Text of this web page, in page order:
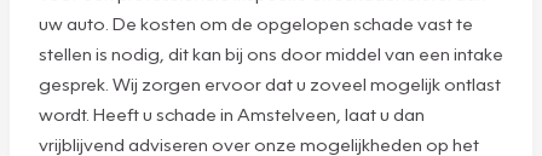
uw auto. De kosten om de opgelopen schade vast te
stellen is nodig, dit kan bij ons door middel van een intake
gesprek. Wij zorgen ervoor dat u zoveel mogelijk ontlast
wordt. Heeft u schade in Amstelveen, laat u dan
vrijblijvend adviseren over onze mogelijkheden op het